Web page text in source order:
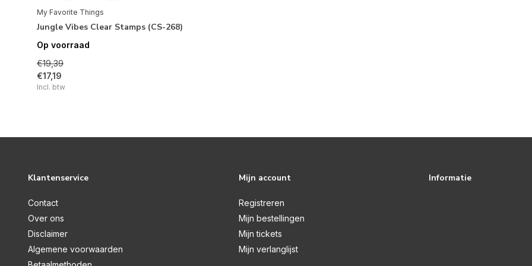
My Favorite Things
Jungle Vibes Clear Stamps (CS-268)
Op voorraad
€19,39
€17,19
Incl. btw
Klantenservice
Contact
Over ons
Disclaimer
Algemene voorwaarden
Mijn account
Registreren
Mijn bestellingen
Mijn tickets
Mijn verlanglijst
Informatie